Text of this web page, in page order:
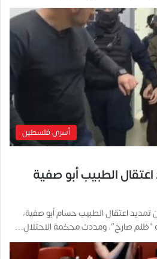
أسرى فلسطين
اعتقال الطبيب أبو صفية
تمديد اعتقال الطبيب حسام أبو صفية،
“ظلم صارخ”. ومددت محكمة الاحتلال…